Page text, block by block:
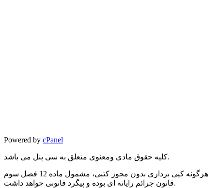
Powered by cPanel
کلیه حقوق مادی ومعنوی متعلق به سی پنل می باشد.
هرگونه کپی برداری بدون مجوز کتبی، مشمول ماده 12 فصل سوم
قانون جرائم رایانه ای بوده و پیگرد قانونی خواهد داشت.